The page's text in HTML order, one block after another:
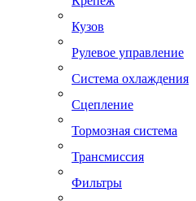
Кузов
Рулевое управление
Система охлаждения
Сцепление
Тормозная система
Трансмиссия
Фильтры